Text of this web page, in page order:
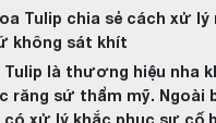
Tulip chia sẻ cách xử lý
không sát khít
Tulip là thương hiệu nha
răng sứ thẩm mỹ. Ngoài
có xử lý khắc phục sự cố